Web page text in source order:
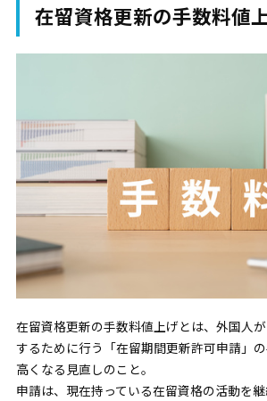
在留資格更新の手数料値
在留資格更新の手数料値上げとは、外国人
するために行う「在留期間更新許可申請」
高くなる見直しのこと。
申請は、現在持っている在留資格の活動を